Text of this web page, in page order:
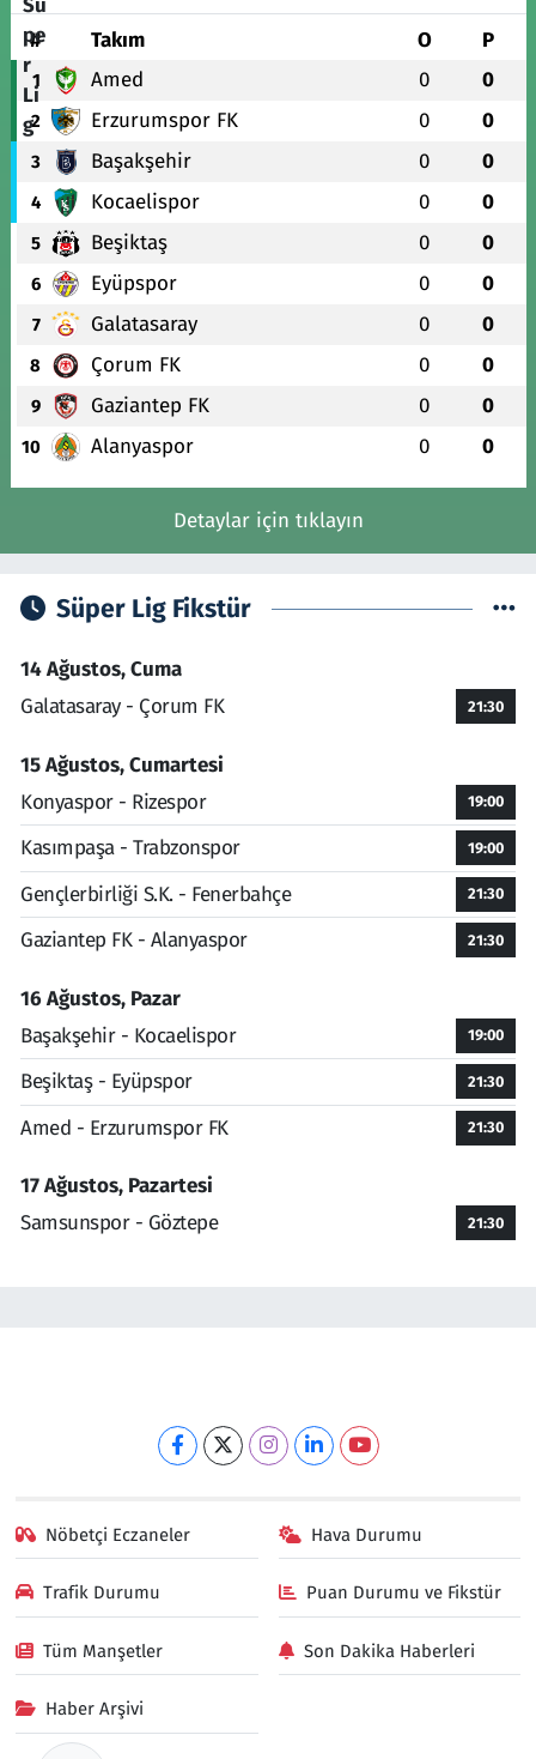
# Takım O P
1 Amed 0 0
2 Erzurumspor FK 0 0
3 Başakşehir 0 0
4 Kocaelispor 0 0
5 Beşiktaş 0 0
6 Eyüpspor 0 0
7 Galatasaray 0 0
8 Çorum FK 0 0
9 Gaziantep FK 0 0
10 Alanyaspor 0 0
Detaylar için tıklayın
Süper Lig Fikstür
14 Ağustos, Cuma
Galatasaray - Çorum FK
21:30
15 Ağustos, Cumartesi
Konyaspor - Rizespor
19:00
Kasımpaşa - Trabzonspor 19:00
Gençlerbirliği S.K. - Fenerbahçe 21:30
Gaziantep FK - Alanyaspor 21:30
16 Ağustos, Pazar
Başakşehir - Kocaelispor
19:00
Beşiktaş - Eyüpspor 21:30
Amed - Erzurumspor FK 21:30
17 Ağustos, Pazartesi
Samsunspor - Göztepe
21:30
Nöbetçi Eczaneler Hava Durumu
Trafik Durumu Puan Durumu ve Fikstür
Tüm Manşetler Son Dakika Haberleri
Haber Arşivi